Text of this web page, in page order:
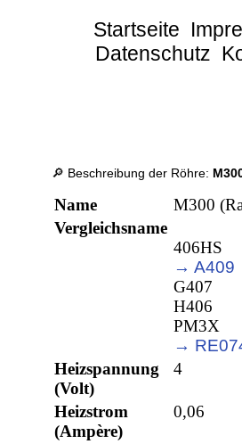
Startseite
Datenschutz
🔎 Beschreibung der Röhre:
Name
M300
Vergleichsname
406HS
→ A409
G407
H406
PM3X
→
Heizspannung
(Volt)
4
Heizstrom
(Ampère)
0,06